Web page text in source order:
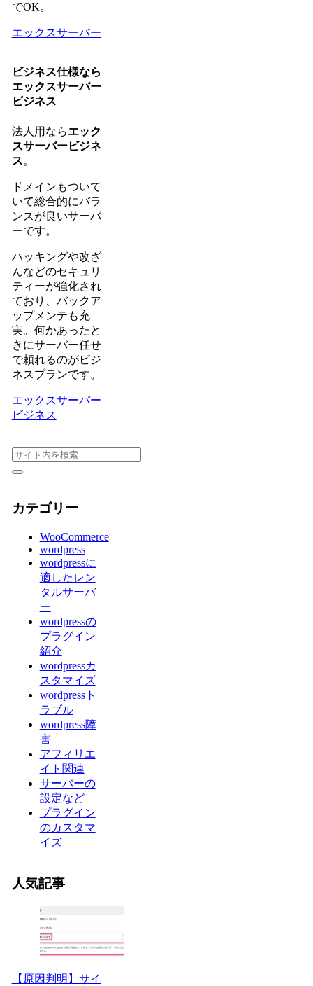
でOK。
エックスサーバー
ビジネス仕様なら
エックスサーバー
ビジネス
法人用ならエック
スサーバービジネ
ス。
ドメインもついて
いて総合的にバラ
ンスが良いサーバ
ーです。
ハッキングや改ざ
んなどのセキュリ
ティーが強化され
ており、バックア
ップメンテも充
実。何かあったと
きにサーバー任せ
で頼れるのがビジ
ネスプランです。
エックスサーバー
ビジネス
カテゴリー
WooCommerce
wordpress
wordpressに
適したレン
タルサーバ
ー
wordpressの
プラグイン
紹介
wordpressカ
スタマイズ
wordpressト
ラブル
wordpress障
害
アフィリエ
イト関連
サーバーの
設定など
プラグイン
のカスタマ
イズ
人気記事
【原因判明】サイ